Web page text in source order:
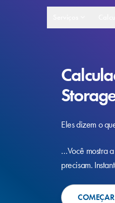
Eles dizem o
…Você mostra
precisam.
COMEÇAR